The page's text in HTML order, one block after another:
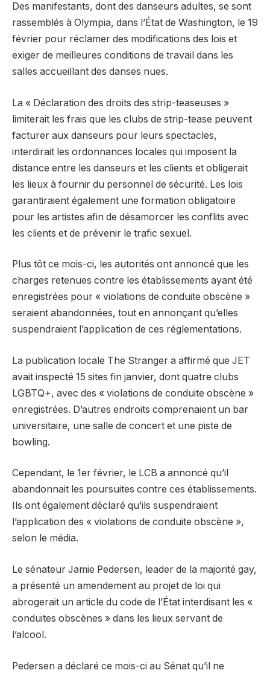
Des manifestants, dont des danseurs adultes, se sont
rassemblés à Olympia, dans l’État de Washington, le 19
février pour réclamer des modifications des lois et
exiger de meilleures conditions de travail dans les
salles accueillant des danses nues.
La « Déclaration des droits des strip-teaseuses »
limiterait les frais que les clubs de strip-tease peuvent
facturer aux danseurs pour leurs spectacles,
interdirait les ordonnances locales qui imposent la
distance entre les danseurs et les clients et obligerait
les lieux à fournir du personnel de sécurité. Les lois
garantiraient également une formation obligatoire
pour les artistes afin de désamorcer les conflits avec
les clients et de prévenir le trafic sexuel.
Plus tôt ce mois-ci, les autorités ont annoncé que les
charges retenues contre les établissements ayant été
enregistrées pour « violations de conduite obscène »
seraient abandonnées, tout en annonçant qu’elles
suspendraient l’application de ces réglementations.
La publication locale The Stranger a affirmé que JET
avait inspecté 15 sites fin janvier, dont quatre clubs
LGBTQ+, avec des « violations de conduite obscène »
enregistrées. D’autres endroits comprenaient un bar
universitaire, une salle de concert et une piste de
bowling.
Cependant, le 1er février, le LCB a annoncé qu’il
abandonnait les poursuites contre ces établissements.
Ils ont également déclaré qu’ils suspendraient
l’application des « violations de conduite obscène »,
selon le média.
Le sénateur Jamie Pedersen, leader de la majorité gay,
a présenté un amendement au projet de loi qui
abrogerait un article du code de l’État interdisant les «
conduites obscènes » dans les lieux servant de
l’alcool.
Pedersen a déclaré ce mois-ci au Sénat qu’il ne